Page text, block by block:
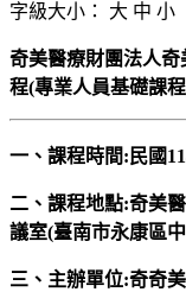
字級大小： 大 中 小
奇美醫療財團法人
程(專業人員基礎課
一、課程時間:民國
二、課程地點:奇美
議室(臺南市永康區
三、主辦單位:奇奇